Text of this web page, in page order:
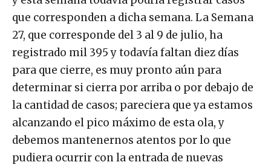
que corresponden a dicha semana. La Semana
27, que corresponde del 3 al 9 de julio, ha
registrado mil 395 y todavía faltan diez días
para que cierre, es muy pronto aún para
determinar si cierra por arriba o por debajo de
la cantidad de casos; pareciera que ya estamos
alcanzando el pico máximo de esta ola, y
debemos mantenernos atentos por lo que
pudiera ocurrir con la entrada de nuevas